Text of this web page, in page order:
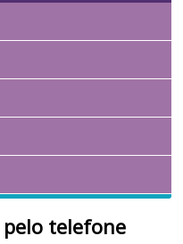
telefone